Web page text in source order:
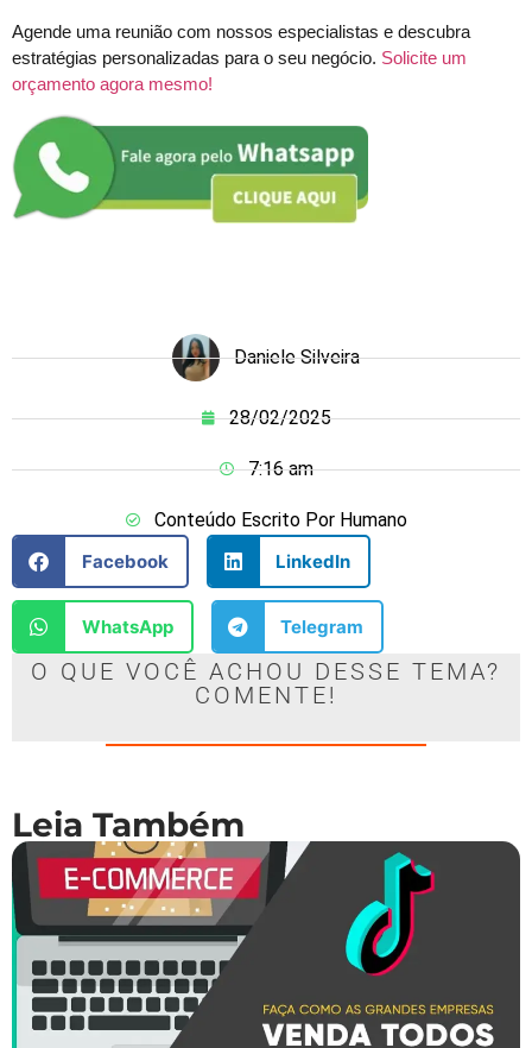
Agende uma reunião com nossos especialistas e descubra
estratégias personalizadas para o seu negócio. Solicite um
orçamento agora mesmo!
Daniele Silveira
28/02/2025
7:16 am
Conteúdo Escrito Por Humano
Facebook
LinkedIn
WhatsApp Telegram
O QUE VOCÊ ACHOU DESSE TEMA?
COMENTE!
Leia Também